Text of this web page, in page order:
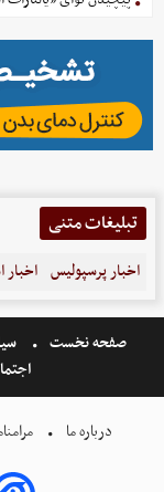
تبلیغات متنی
اخبار پرسپولیس اخبار
صفحه نخست
درباره ما